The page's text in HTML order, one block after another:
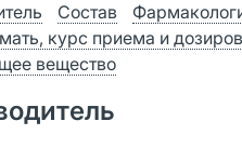
Состав
курс приема и
вещество